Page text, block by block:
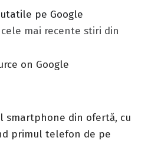
pe Google
mai recente stiri din
smartphone din ofertă, cu
primul telefon de pe